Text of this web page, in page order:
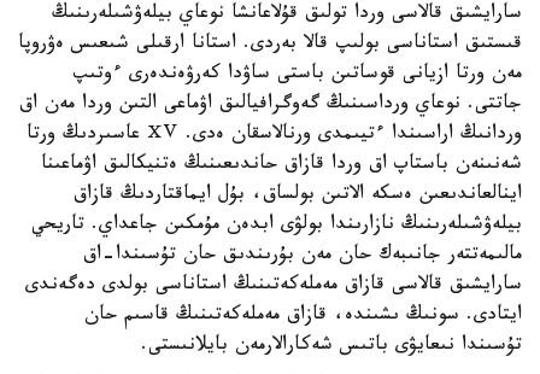
سارايشىق قالاسى وردا تولىق قۇلاعانشا نوعاي بيلەۋشىلەرىنىڭ
قىستىق استاناسى بولىپ قالا بەردى. استانا ارقىلى شىعىس ەۋروپا
مەن ورتا ازيانى قوساتىن باستى ساۋدا كەرۋەندەرى ءوتىپ
جاتتى. نوعاي ورداسىنىڭ گەوگرافيالىق اۋماعى التىن وردا مەن اق
وردانىڭ اراسىندا ءتيىمدى ورنالاسقان ەدى. ⅩⅤ عاسىردىڭ ورتا
شەنىنەن باستاپ اق وردا قازاق حاندىعىنىڭ ەتنيكالىق اۋماعىنا
اينالعاندىعىن ەسكە الاتىن بولساق، بۇل ايماقتاردىڭ قازاق
بيلەۋشىلەرىنىڭ نازارىندا بولۋى ابدەن مۇمكىن جاعداي. تاريحي
مالىمەتتەر جانىبەك حان مەن بۇرىندىق حان تۇسىندا-اق
سارايشىق قالاسى قازاق مەملەكەتىنىڭ استاناسى بولدى دەگەندى
ايتادى. سونىڭ ىشىندە، قازاق مەملەكەتىنىڭ قاسىم حان
تۇسىندا نىعايۋى باتىس شەكارالارمەن بايلانىستى.